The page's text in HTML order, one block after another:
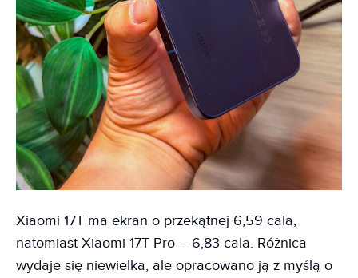
Xiaomi 17T ma ekran o przekątnej 6,59 cala,
natomiast Xiaomi 17T Pro – 6,83 cala. Różnica
wydaje się niewielka, ale opracowano ją z myślą o